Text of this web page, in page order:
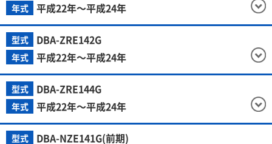
年式 平成22年～平成24年
型式 DBA-ZRE142G
年式 平成22年～平成24年
型式 DBA-ZRE144G
年式 平成22年～平成24年
型式 DBA-NZE141G(前期)